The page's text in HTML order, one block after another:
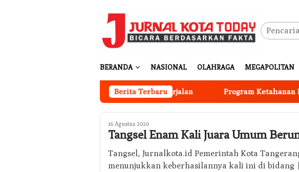
BERANDA NASIONAL OLAHRAGA MEGAPOLITAN
Berita Terbaru
Rekrutmen Anggota Mulai Berjalan Program Ketahanan
16 Agustus 2020
Tangsel Enam Kali Juara Umum
Tangsel, Jurnalkota.id Pemerintah Kota
menunjukkan keberhasilannya kali ini di bidang